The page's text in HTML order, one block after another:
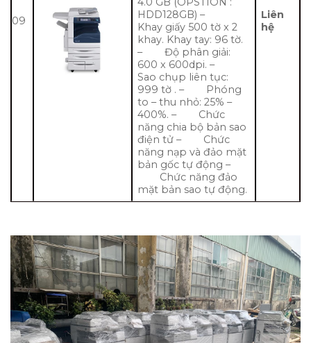
09
HDD128GB) –
Khay giấy 500 tờ x 2
khay. Khay tay: 96 tờ.
– Độ phân giải:
600 x 600dpi. –
Sao chụp liên tục:
999 tờ . – Phóng
to – thu nhỏ: 25% –
400%. – Chức
năng chia bộ bản sao
điện tử – Chức
năng nạp và đảo mặt
bản gốc tự động –
Chức năng đảo
mặt bản sao tự động.
Liên
hệ